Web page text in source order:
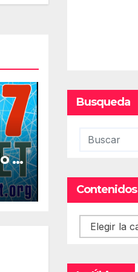
la
Busqueda
Contenidos
Contenidos